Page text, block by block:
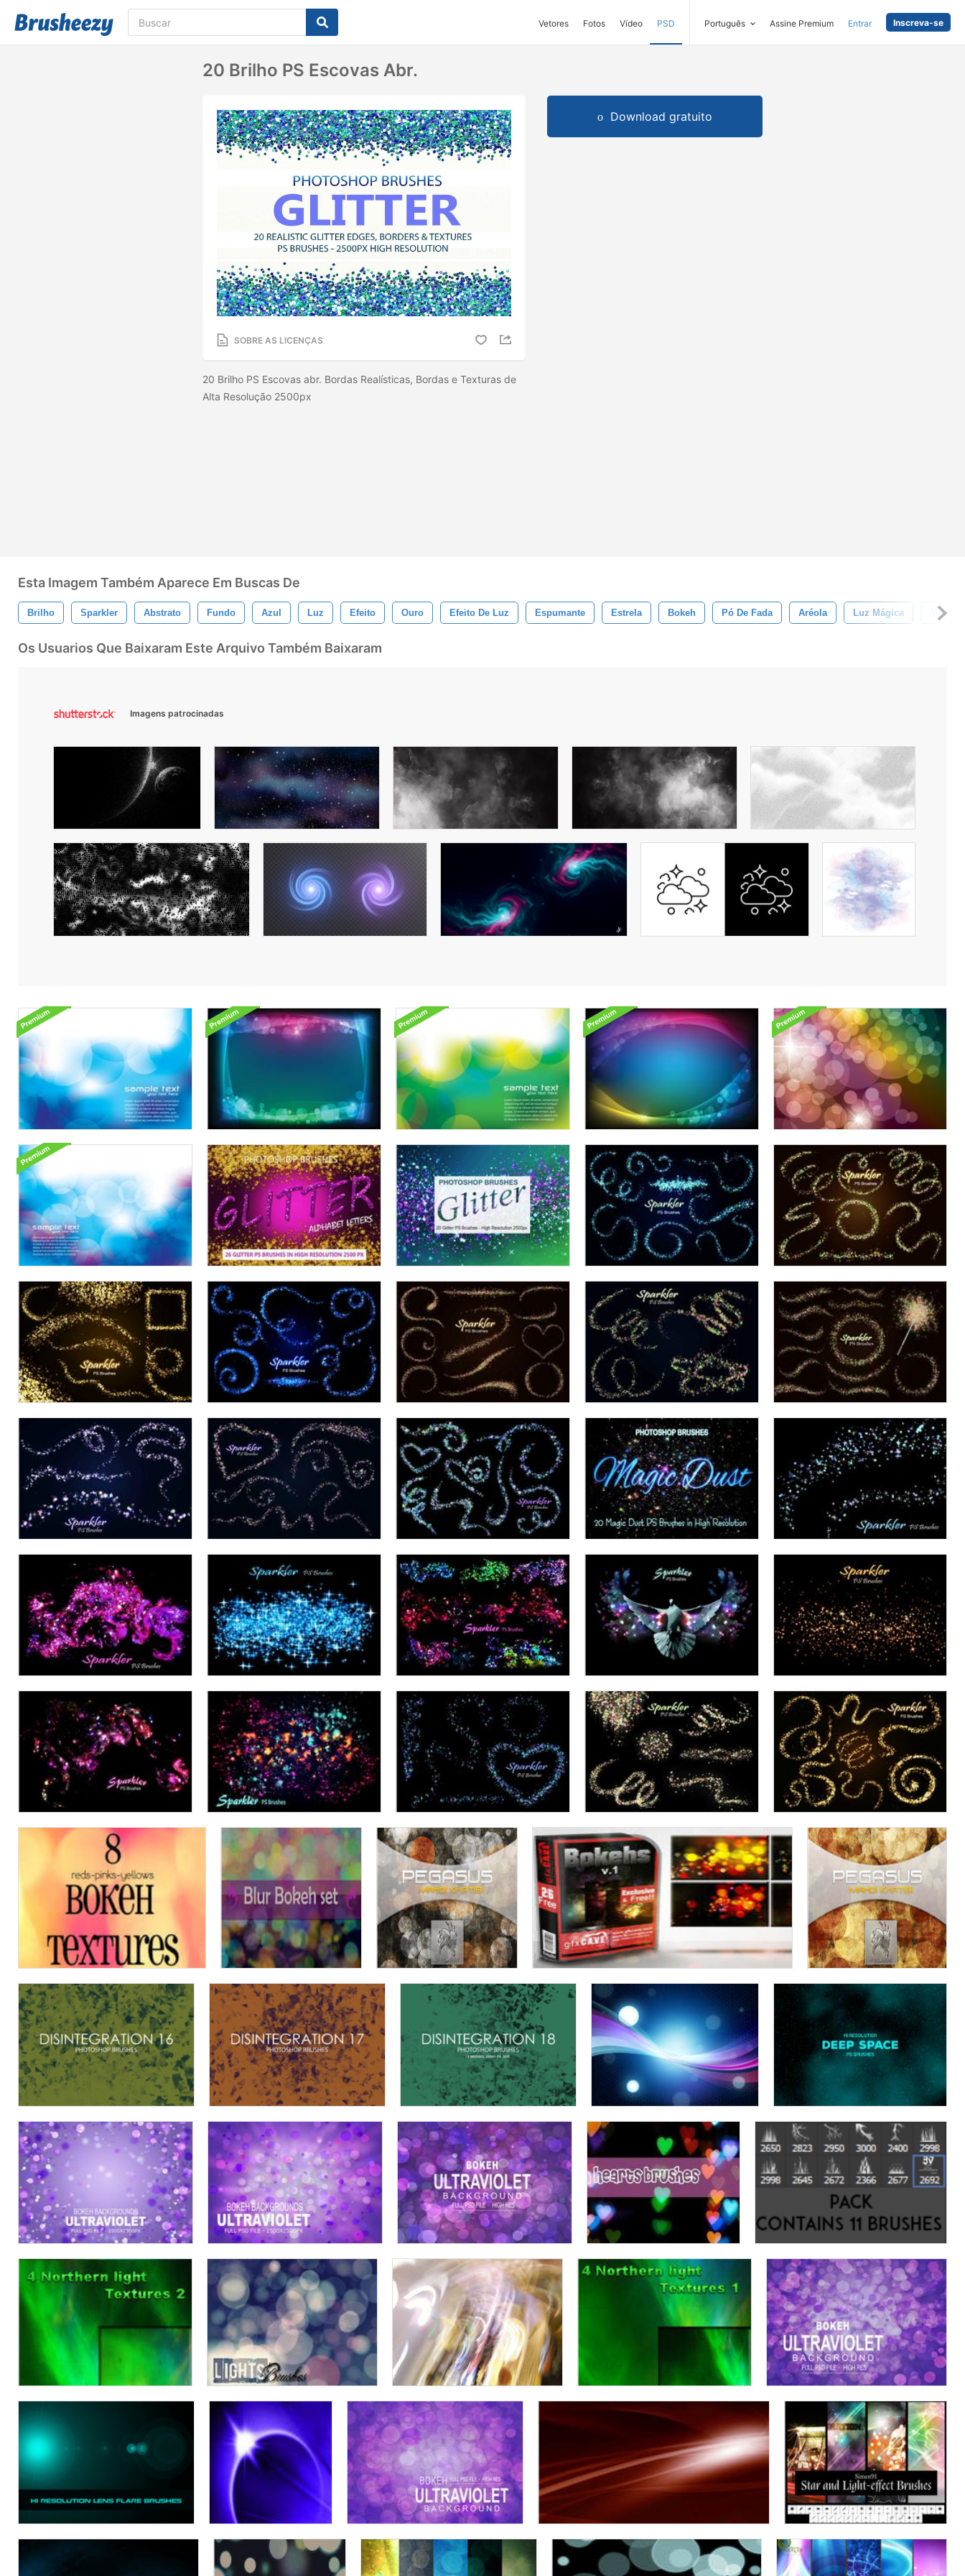
Vetores Fotos Vídeo PSD Português Assine Premium Entrar Inscreva-se
20 Brilho PS Escovas Abr.
SOBRE AS LICENÇAS
20 Brilho PS Escovas abr. Bordas Realísticas, Bordas e Texturas de
Alta Resolução 2500px
Download gratuito
Esta Imagem Também Aparece Em Buscas De
Brilho Sparkler Abstrato Fundo Azul Luz Efeito Ouro Efeito De Luz Espumante Estrela Bokeh Pó De Fada Aréola Luz Mágica Mistério
Os Usuarios Que Baixaram Este Arquivo Também Baixaram
Imagens patrocinadas